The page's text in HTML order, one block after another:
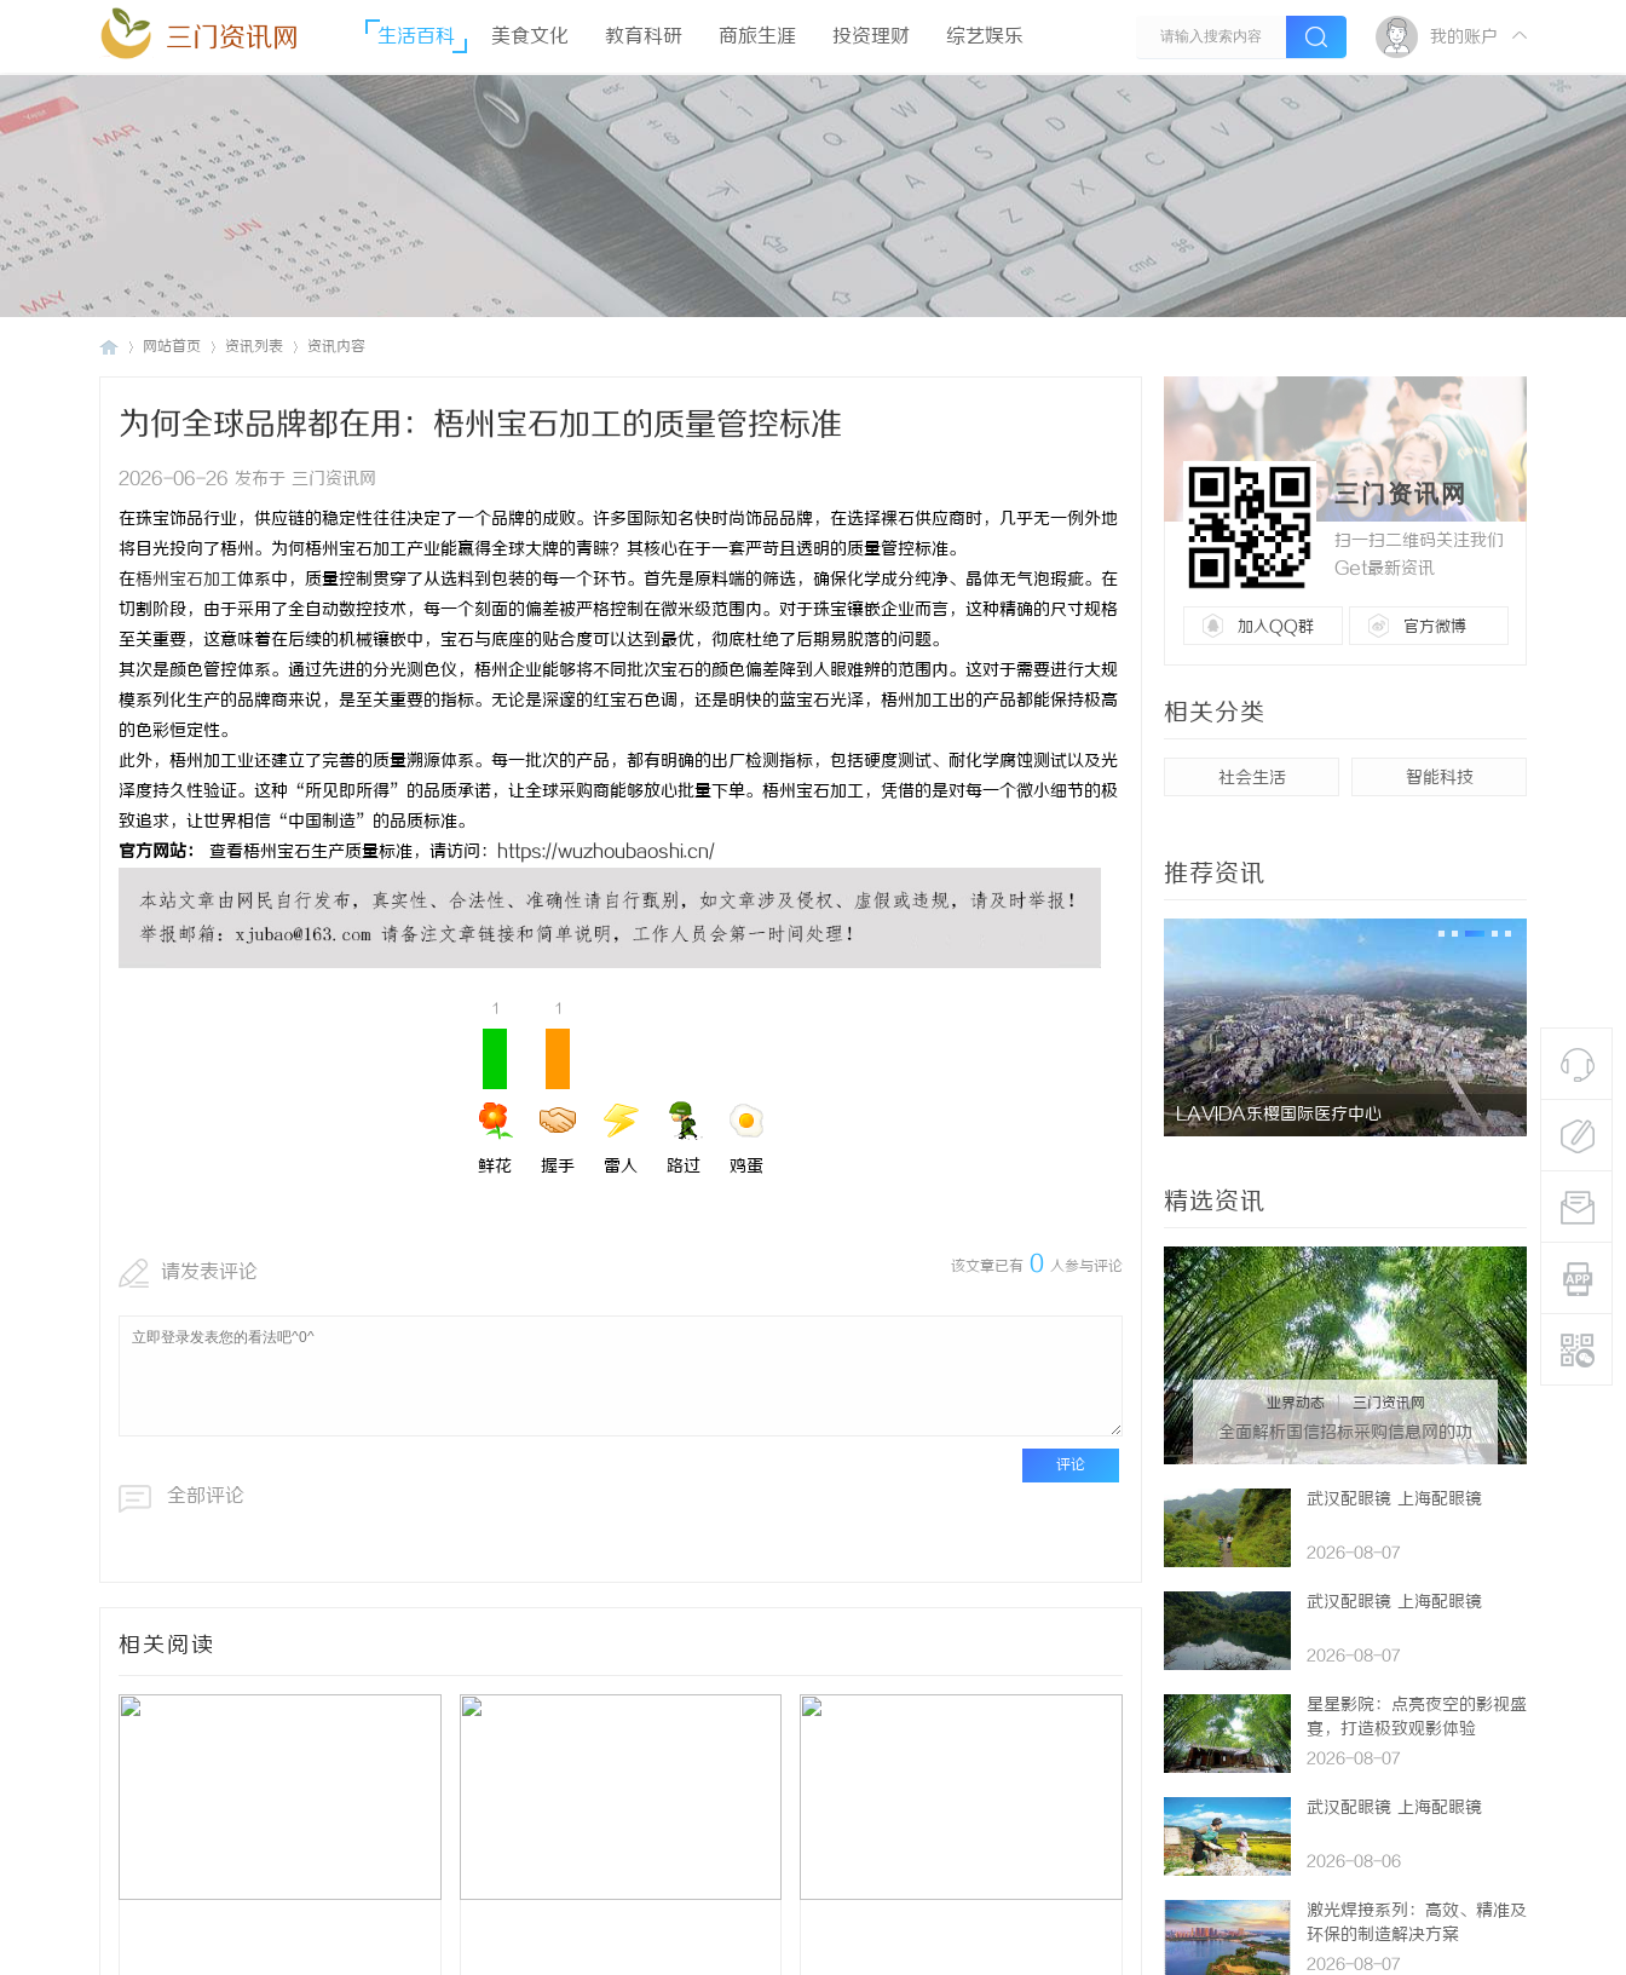
三门资讯网 生活百科 美食文化 教育科研 商旅生涯 投资理财 综艺娱乐 我的账户
网站首页 资讯列表 资讯内容
为何全球品牌都在用：梧州宝石加工的质量管控标准
2026-06-26 发布于 三门资讯网
在珠宝饰品行业，供应链的稳定性往往决定了一个品牌的成败。许多国际知名快时尚饰品品牌，在选择裸石供应商时，几乎无一例外地
将目光投向了梧州。为何梧州宝石加工产业能赢得全球大牌的青睐？其核心在于一套严苛且透明的质量管控标准。
在梧州宝石加工体系中，质量控制贯穿了从选料到包装的每一个环节。首先是原料端的筛选，确保化学成分纯净、晶体无气泡瑕疵。在
切割阶段，由于采用了全自动数控技术，每一个刻面的偏差被严格控制在微米级范围内。对于珠宝镶嵌企业而言，这种精确的尺寸规格
至关重要，这意味着在后续的机械镶嵌中，宝石与底座的贴合度可以达到最优，彻底杜绝了后期易脱落的问题。
其次是颜色管控体系。通过先进的分光测色仪，梧州企业能够将不同批次宝石的颜色偏差降到人眼难辨的范围内。这对于需要进行大规
模系列化生产的品牌商来说，是至关重要的指标。无论是深邃的红宝石色调，还是明快的蓝宝石光泽，梧州加工出的产品都能保持极高
的色彩恒定性。
此外，梧州加工业还建立了完善的质量溯源体系。每一批次的产品，都有明确的出厂检测指标，包括硬度测试、耐化学腐蚀测试以及光
泽度持久性验证。这种“所见即所得”的品质承诺，让全球采购商能够放心批量下单。梧州宝石加工，凭借的是对每一个微小细节的极
致追求，让世界相信“中国制造”的品质标准。
官方网站：
查看梧州宝石生产质量标准，请访问： https://wuzhoubaoshi.cn/
1
鲜花
1
握手 雷人 路过 鸡蛋
该文章已有 0 人参与评论
请发表评论
评论
全部评论
相关阅读
三门资讯网
扫一扫二维码关注我们
Get最新资讯
加入QQ群 官方微博
相关分类
社会生活 智能科技
推荐资讯
贝净 AC 国际医疗实验室，标准化研发体系
全解析
LAVIDA乐樱国际医疗中心 防坠落水
用与应用
精选资讯
业界动态 | 三门资讯网
全面解析国信招标采购信息网的功
能与优势
武汉配眼镜 上海配眼镜
2026-08-07
武汉配眼镜 上海配眼镜
2026-08-07
星星影院：点亮夜空的影视盛
宴，打造极致观影体验
2026-08-07
武汉配眼镜 上海配眼镜
2026-08-06
激光焊接系列：高效、精准及
环保的制造解决方案
2026-08-07